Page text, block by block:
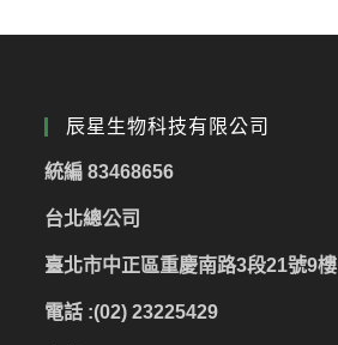
辰星生物科技有限公司
統編 83468656
台北總公司
臺北市中正區重慶南路3段21號9樓
電話 :(02) 23225429